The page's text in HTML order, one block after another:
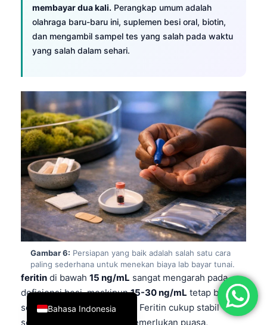
membayar dua kali. Perangkap umum adalah
olahraga baru-baru ini, suplemen besi oral, biotin,
dan mengambil sampel tes yang salah pada waktu
yang salah dalam sehari.
Gambar 6: Persiapan yang baik adalah salah satu cara
paling sederhana untuk menekan biaya lab bayar tunai.
feritin di bawah 15 ng/mL sangat mengarah pada
defisiensi besi, meskipun15-30 ng/mL tetap bisa
sesuai dengan gejala nyata. Feritin cukup stabil
sepanjang hari dan tidak memerlukan puasa,
Bahasa Indonesia
English
Deutsch
العربية
Français
עִבְרִית
Italiano
Español
Português
Ελληνικά
Türkçe
Română
فارسی
Български
Dansk